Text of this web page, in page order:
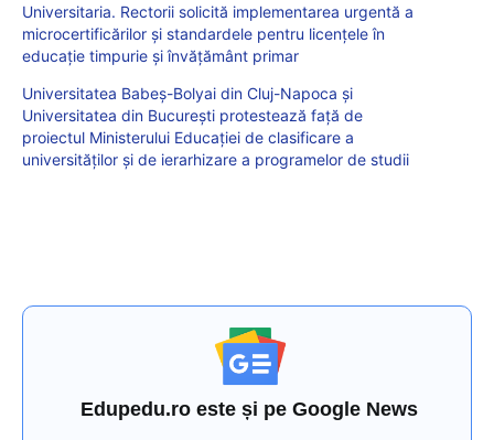
Universitaria. Rectorii solicită implementarea urgentă a
microcertificărilor și standardele pentru licențele în
educație timpurie și învățământ primar
Universitatea Babeș-Bolyai din Cluj-Napoca și
Universitatea din București protestează față de
proiectul Ministerului Educației de clasificare a
universităților și de ierarhizare a programelor de studii
Edupedu.ro este și pe Google News